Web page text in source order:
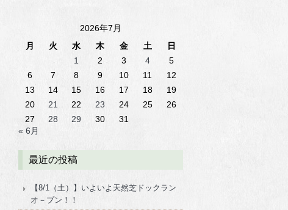
2026年7月
月
火 水 木 金 土
日
1
2 3 4
5
6
7 8 9 10 11
12
13
14 15 16 17 18
19
20
21 22 23 24 25
26
27
28 29 30
31
« 6月
最近の投稿
【8/1（土）】いよいよ天然芝ドックラン
オ－プン！！